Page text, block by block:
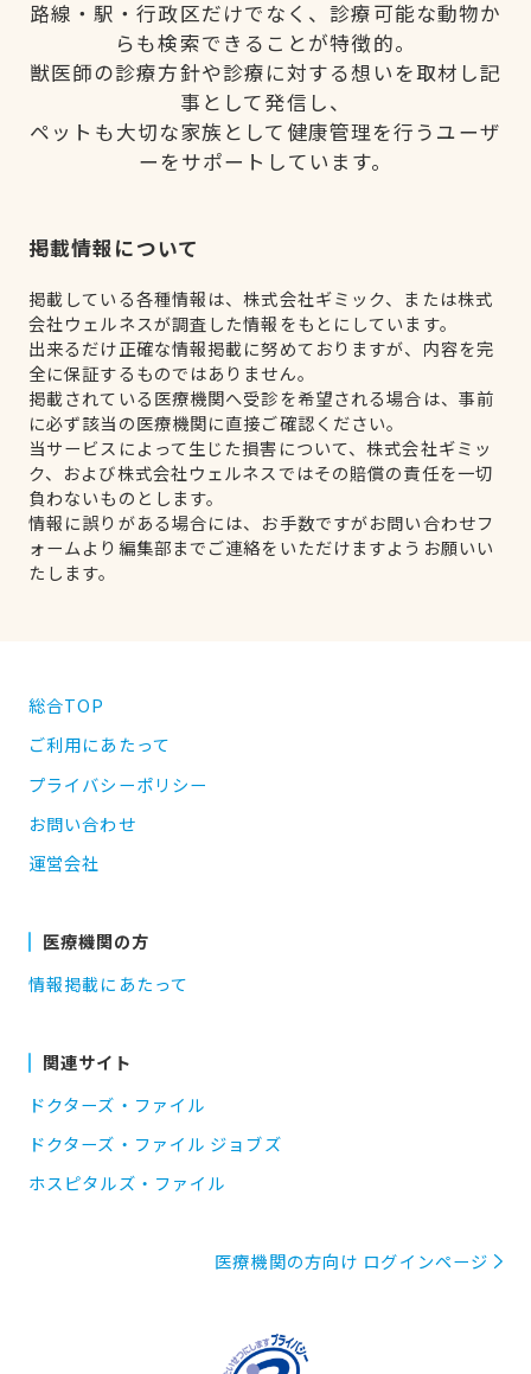
路線・駅・行政区だけでなく、診療可能な動物か
らも検索できることが特徴的。
獣医師の診療方針や診療に対する想いを取材し記
事として発信し、
ペットも大切な家族として健康管理を行うユーザ
ーをサポートしています。
掲載情報について
掲載している各種情報は、株式会社ギミック、または株式
会社ウェルネスが調査した情報をもとにしています。
出来るだけ正確な情報掲載に努めておりますが、内容を完
全に保証するものではありません。
掲載されている医療機関へ受診を希望される場合は、事前
に必ず該当の医療機関に直接ご確認ください。
当サービスによって生じた損害について、株式会社ギミッ
ク、および株式会社ウェルネスではその賠償の責任を一切
負わないものとします。
情報に誤りがある場合には、お手数ですがお問い合わせフ
ォームより編集部までご連絡をいただけますようお願いい
たします。
総合TOP
ご利用にあたって
プライバシーポリシー
お問い合わせ
運営会社
医療機関の方
情報掲載にあたって
関連サイト
ドクターズ・ファイル
ドクターズ・ファイル ジョブズ
ホスピタルズ・ファイル
医療機関の方向け ログインページ